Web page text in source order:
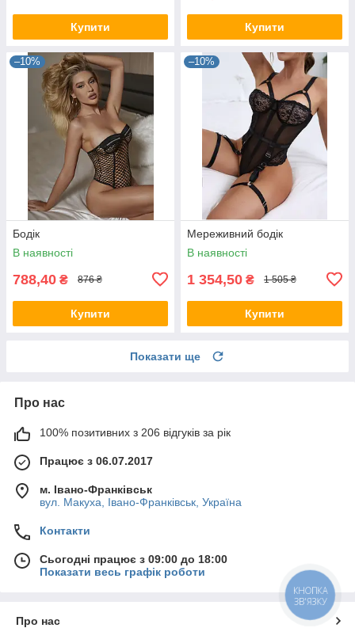
Купити Купити
–10%
Бодік
В наявності
788,40 ₴ 876 ₴
Купити
–10%
Мереживний бодік
В наявності
1 354,50 ₴ 1 505 ₴
Купити
Показати ще
Про нас
100% позитивних з 206 відгуків за рік
Працює з 06.07.2017
м. Івано-Франківськ
вул. Макуха, Івано-Франківськ, Україна
Контакти
Сьогодні працює з 09:00 до 18:00
Показати весь графік роботи
Про нас
КНОПКА
ЗВ'ЯЗКУ